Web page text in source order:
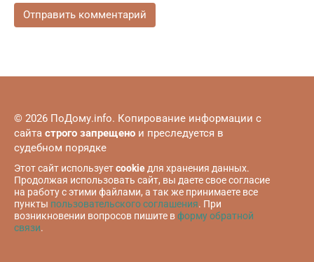
© 2026 ПоДому.info. Копирование информации с
сайта строго запрещено и преследуется в
судебном порядке
Этот сайт используетcookieдля хранения данных.
Продолжая использовать сайт, вы даете свое согласие
на работу с этими файлами, а так же принимаете все
пункты пользовательского соглашения. При
возникновении вопросов пишите вформу обратной
связи.